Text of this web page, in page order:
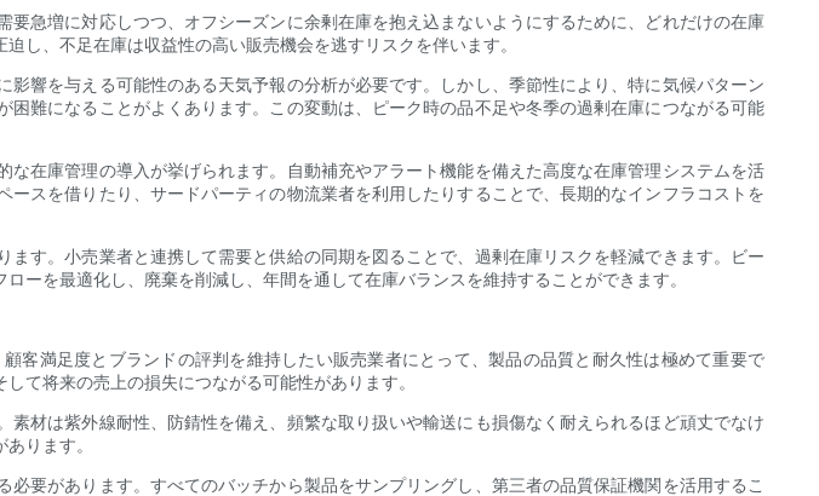
急増に対応しつつ、オフシーズンに余剰在庫を抱え込まないようにするために、どれだけの在庫
し、不足在庫は収益性の高い販売機会を逃すリスクを伴います。
響を与える可能性のある天気予報の分析が必要です。しかし、季節性により、特に気候パターン
難になることがよくあります。この変動は、ピーク時の品不足や冬季の過剰在庫につながる可能
在庫管理の導入が挙げられます。自動補充やアラート機能を備えた高度な在庫管理システムを活
スを借りたり、サードパーティの物流業者を利用したりすることで、長期的なインフラコストを
す。小売業者と連携して需要と供給の同期を図ることで、過剰在庫リスクを軽減できます。ビー
ーを最適化し、廃棄を削減し、年間を通して在庫バランスを維持することができます。
客満足度とブランドの評判を維持したい販売業者にとって、製品の品質と耐久性は極めて重要で
て将来の売上の損失につながる可能性があります。
材は紫外線耐性、防錆性を備え、頻繁な取り扱いや輸送にも損傷なく耐えられるほど頑丈でなけ
ります。
要があります。すべてのバッチから製品をサンプリングし、第三者の品質保証機関を活用するこ